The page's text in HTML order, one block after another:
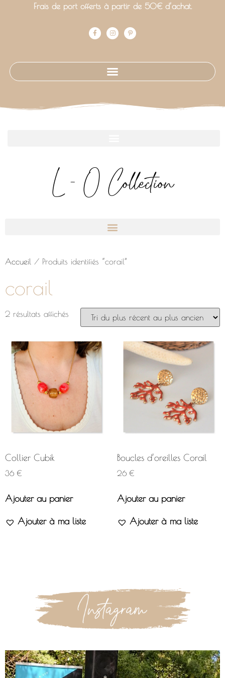
Frais de port offerts à partir de 50€ d’achat.
L - O Collection
Accueil / Produits identifiés “corail”
corail
2 résultats affichés
Collier Cubik
36 €
Ajouter au panier
Ajouter à ma liste
Boucles d’oreilles Corail
26 €
Ajouter au panier
Ajouter à ma liste